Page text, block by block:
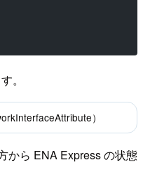
。
）
から ENA Express の状態